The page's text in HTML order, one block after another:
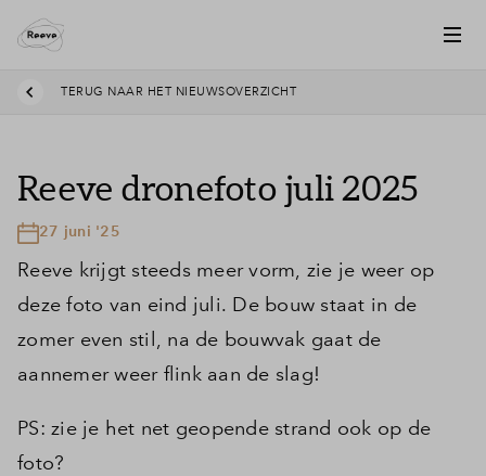
TERUG NAAR HET NIEUWSOVERZICHT
Reeve dronefoto juli 2025
27 juni '25
Reeve krijgt steeds meer vorm, zie je weer op
deze foto van eind juli. De bouw staat in de
zomer even stil, na de bouwvak gaat de
aannemer weer flink aan de slag!
PS: zie je het net geopende strand ook op de
foto?